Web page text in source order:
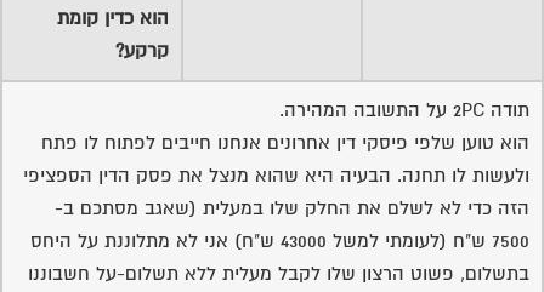
הוא כדין קומת
קרקע?
תודה 2PC על התשובה המהירה.
הוא טוען שלפי פיסקי דין אחרונים אנחנו חייבים לפתוח לו פתח
ולעשות לו תחנה. הבעיה היא שהוא מנצל את פסק הדין הספציפי
הזה כדי לא לשלם את החלק שלו במעלית (שאגב מסתכם ב-
7500 ש"ח (לעומתי למשל 43000 ש"ח) אני לא מתלוננת על היחס
בתשלום, פשוט הרצון שלו לקבל מעלית ללא תשלום-על חשבוננו